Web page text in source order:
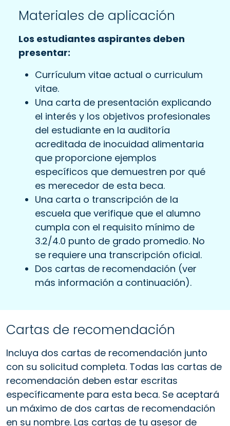
Materiales de aplicación
Los estudiantes aspirantes deben
presentar:
Currículum vitae actual o curriculum
vitae.
Una carta de presentación explicando
el interés y los objetivos profesionales
del estudiante en la auditoría
acreditada de inocuidad alimentaria
que proporcione ejemplos
específicos que demuestren por qué
es merecedor de esta beca.
Una carta o transcripción de la
escuela que verifique que el alumno
cumpla con el requisito mínimo de
3.2/4.0 punto de grado promedio. No
se requiere una transcripción oficial.
Dos cartas de recomendación (ver
más información a continuación).
Cartas de recomendación
Incluya dos cartas de recomendación junto
con su solicitud completa. Todas las cartas de
recomendación deben estar escritas
específicamente para esta beca. Se aceptará
un máximo de dos cartas de recomendación
en su nombre. Las cartas de tu asesor de